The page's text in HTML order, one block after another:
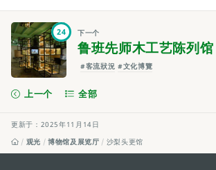
24 下一个
鲁班先师木工艺陈列馆
#客流狀況 #文化博覽
上一个 全部
更新于：2025年11月14日
观光
博物馆及展览厅 沙梨头更馆